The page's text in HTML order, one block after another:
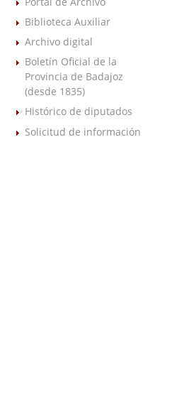
Biblioteca Auxiliar
Archivo digital
Boletín Oficial de la
Provincia de Badajoz
(desde 1835)
Histórico de diputados
Solicitud de información